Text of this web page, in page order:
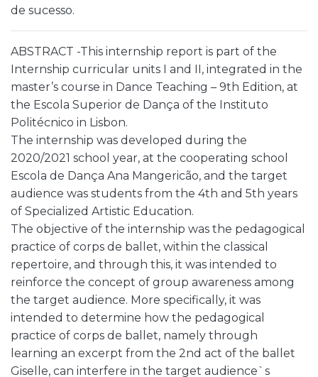
de sucesso.
ABSTRACT -This internship report is part of the
Internship curricular units I and II, integrated in the
master’s course in Dance Teaching – 9th Edition, at
the Escola Superior de Dança of the Instituto
Politécnico in Lisbon.
The internship was developed during the
2020/2021 school year, at the cooperating school
Escola de Dança Ana Mangericão, and the target
audience was students from the 4th and 5th years
of Specialized Artistic Education.
The objective of the internship was the pedagogical
practice of corps de ballet, within the classical
repertoire, and through this, it was intended to
reinforce the concept of group awareness among
the target audience. More specifically, it was
intended to determine how the pedagogical
practice of corps de ballet, namely through
learning an excerpt from the 2nd act of the ballet
Giselle, can interfere in the target audience`s